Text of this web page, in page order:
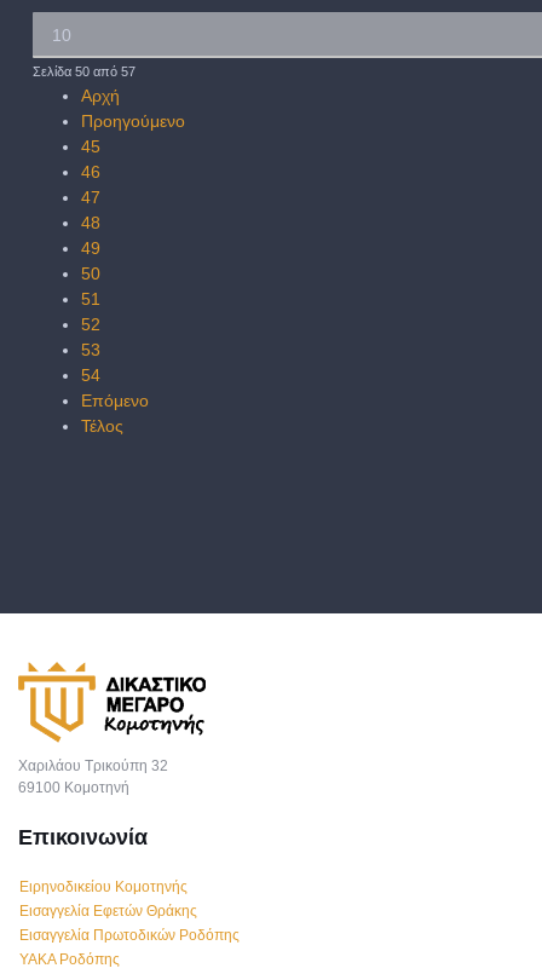
Σελίδα 50 από 57
Αρχή
Προηγούμενο
45
46
47
48
49
50
51
52
53
54
Επόμενο
Τέλος
Χαριλάου Τρικούπη 32
69100 Κομοτηνή
Επικοινωνία
Ειρηνοδικείου Κομοτηνής
Εισαγγελία Εφετών Θράκης
Εισαγγελία Πρωτοδικών Ροδόπης
ΥΑΚΑ Ροδόπης